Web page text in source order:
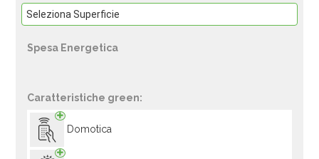
Spesa Energetica
Caratteristiche green:
Domotica